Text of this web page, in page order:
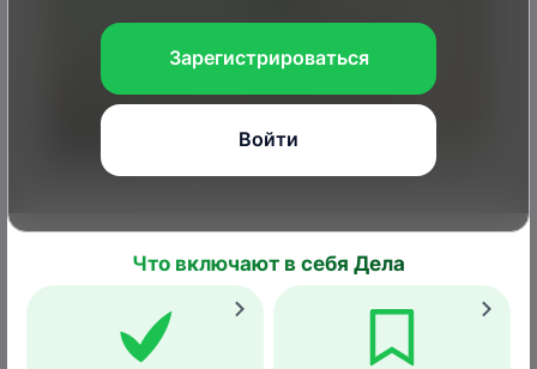
ogorod.ru
Больные побеги неустойчивы к
пониженным температурам и часто
вымерзают.
Зарегистрироваться
Войти
Что включают в себя Дела